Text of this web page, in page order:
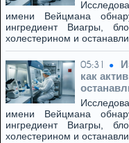
имени Вейцмана
ингредиент Виагры,
холестерином и
05:31
как
имени Вейцмана
ингредиент Виагры,
холестерином и